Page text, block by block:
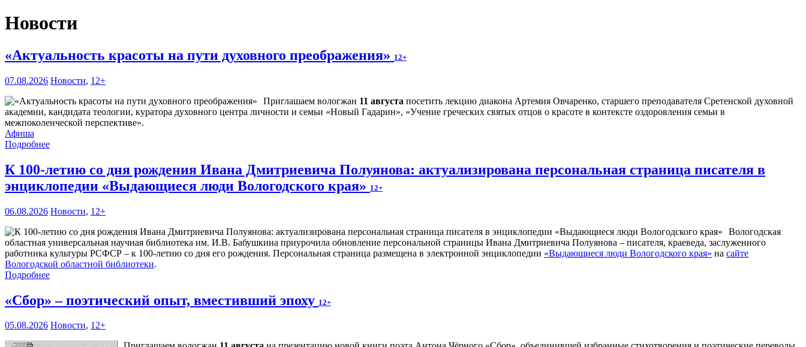
Новости
«Актуальность красоты на пути духовного преображения» 12+
07.08.2026 Новости, 12+
Приглашаем вологжан 11 августа посетить лекцию диакона Артемия Овчаренко, старшего преподавателя Сретенской духовной
академии, кандидата теологии, куратора духовного центра личности и семьи «Новый Гадарин», «Учение греческих святых отцов о красоте в контексте оздоровления семьи в
межпоколенческой перспективе».
Афиша
Подробнее
К 100-летию со дня рождения Ивана Дмитриевича Полуянова: актуализирована персональная страница писателя в
энциклопедии «Выдающиеся люди Вологодского края» 12+
06.08.2026 Новости, 12+
Вологодская
областная универсальная научная библиотека им. И.В. Бабушкина приурочила обновление персональной страницы Ивана Дмитриевича Полуянова – писателя, краеведа, заслуженного
работника культуры РСФСР – к 100‑летию со дня его рождения. Персональная страница размещена в электронной энциклопедии «Выдающиеся люди Вологодского края» на сайте
Вологодской областной библиотеки.
Подробнее
«Сбор» – поэтический опыт, вместивший эпоху 12+
05.08.2026 Новости, 12+